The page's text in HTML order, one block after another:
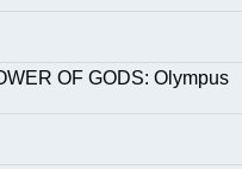
OF GODS: Olympus